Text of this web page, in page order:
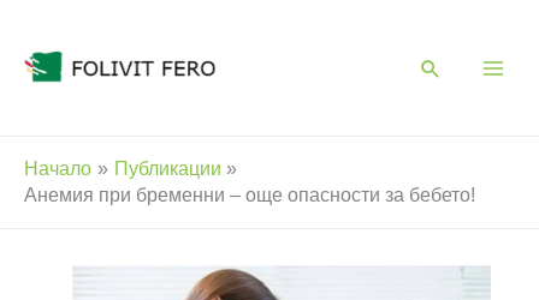
content
Начало
Публикации
Анемия при бременни – още опасности за бебето!